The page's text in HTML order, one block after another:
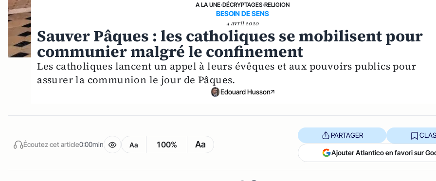
A LA UNE›DÉCRYPTAGES›RELIGION
BESOIN DE SENS
4 avril 2020
Sauver Pâques : les catholiques se mobilisent pour
communier malgré le confinement
Les catholiques lancent un appel à leurs évêques et aux pouvoirs publics pour
assurer la communion le jour de Pâques.
Edouard Husson
Écoutez cet article0:00min Aa 100% Aa
PARTAGER
Ajouter Atlantico en favori sur